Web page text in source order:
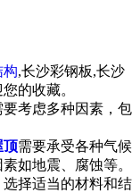
构,长沙彩钢板,长沙
的收藏。
考虑多种因素，包
顶需要承受各种气候
如地震、腐蚀等。
择适当的材料和结